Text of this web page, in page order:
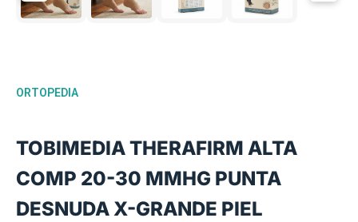
ORTOPEDIA
TOBIMEDIA THERAFIRM ALTA
COMP 20-30 MMHG PUNTA
DESNUDA X-GRANDE PIEL